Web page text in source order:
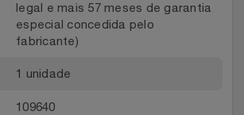
legal e mais 57 meses de garantia
especial concedida pelo
fabricante)
1 unidade
109640